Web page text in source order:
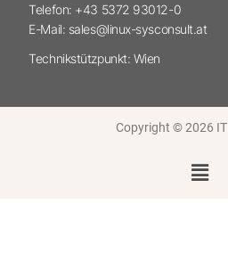
Telefon: +43 5372 93012-0
E-Mail: sales@linux-sysconsult.at
Technikstützpunkt: Wien
Copyright © 2026 IT
Menü